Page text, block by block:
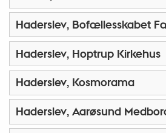
Haderslev, Bofællesskabet
Haderslev, Hoptrup Kirkehus
Haderslev, Kosmorama
Haderslev, Aarøsund